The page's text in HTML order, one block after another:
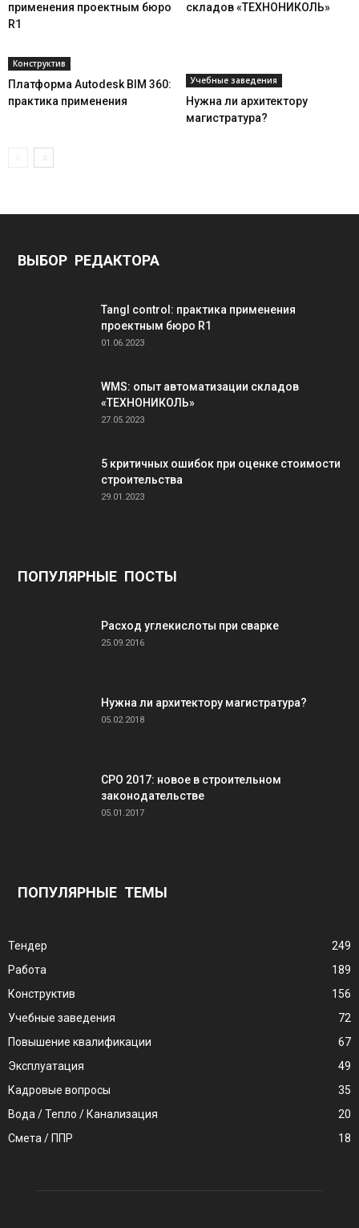
применения проектным бюро
R1
складов «ТЕХНОНИКОЛЬ»
Конструктив
Платформа Autodesk BIM 360:
практика применения
Учебные заведения
Нужна ли архитектору
магистратура?
ВЫБОР РЕДАКТОРА
Tangl control: практика применения
проектным бюро R1
01.06.2023
WMS: опыт автоматизации складов
«ТЕХНОНИКОЛЬ»
27.05.2023
5 критичных ошибок при оценке стоимости
строительства
29.01.2023
ПОПУЛЯРНЫЕ ПОСТЫ
Расход углекислоты при сварке
25.09.2016
Нужна ли архитектору магистратура?
05.02.2018
СРО 2017: новое в строительном
законодательстве
05.01.2017
ПОПУЛЯРНЫЕ ТЕМЫ
Тендер
249
Работа
189
Конструктив
156
Учебные заведения
72
Повышение квалификации
67
Эксплуатация
49
Кадровые вопросы
35
Вода / Тепло / Канализация
20
Смета / ППР
18